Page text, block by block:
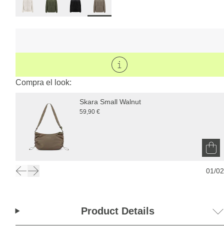
Compra el look:
Skara Small Walnut
59,90 €
01/02
Product Details